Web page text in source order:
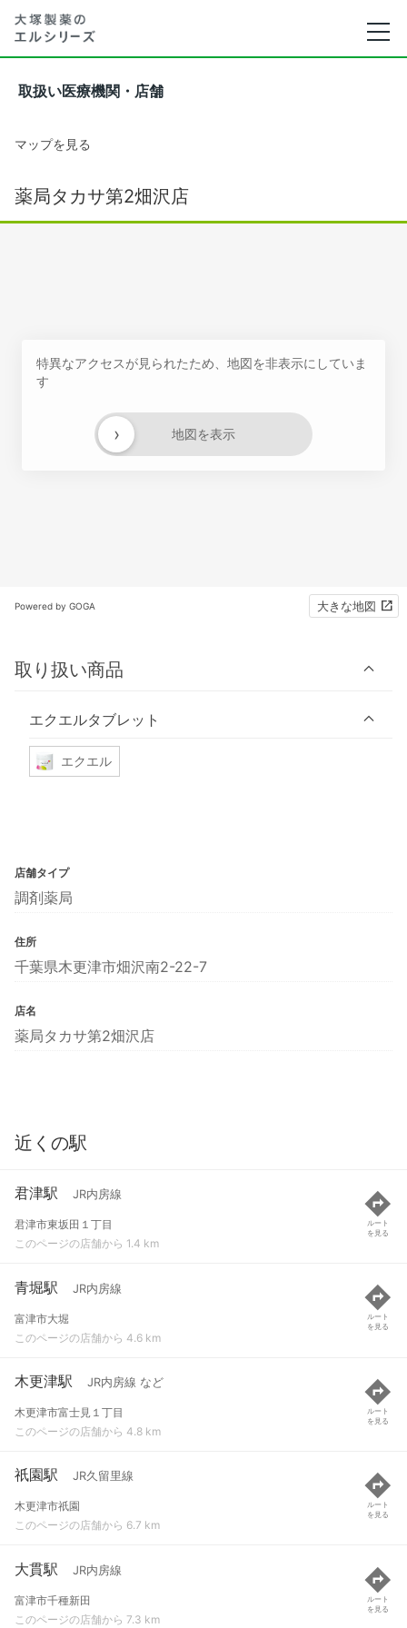
取扱い医療機関・店舗
マップを見る
薬局タカサ第2畑沢店
特異なアクセスが見られたため、地図を非表示にしていま
す
地図を表示
›
Powered by GOGA 大きな地図
取り扱い商品
エクエルタブレット
エクエル
店舗タイプ
調剤薬局
住所
千葉県木更津市畑沢南2-22-7
店名
薬局タカサ第2畑沢店
近くの駅
君津駅 JR内房線
君津市東坂田１丁目
このページの店舗から 1.4 km
ルート
を見る
青堀駅 JR内房線
富津市大堀
このページの店舗から 4.6 km
ルート
を見る
木更津駅 JR内房線 など
木更津市富士見１丁目
このページの店舗から 4.8 km
ルート
を見る
祇園駅 JR久留里線
木更津市祇園
このページの店舗から 6.7 km
ルート
を見る
大貫駅 JR内房線
富津市千種新田
このページの店舗から 7.3 km
ルート
を見る